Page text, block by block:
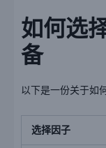
如何选
备
以下是一份关于如
选择因子